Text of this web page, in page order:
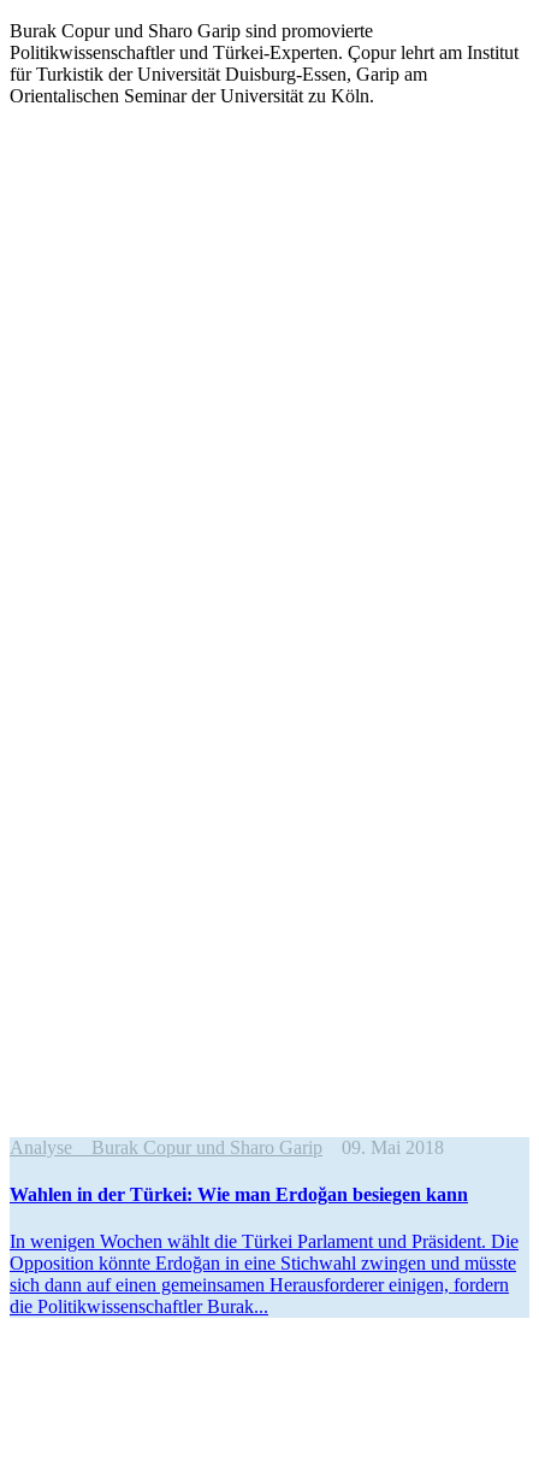
Burak Copur und Sharo Garip sind promovierte
Politikwissenschaftler und Türkei-Experten. Çopur lehrt am Institut
für Turkistik der Universität Duisburg-Essen, Garip am
Orientalischen Seminar der Universität zu Köln.
Analyse Burak Copur und Sharo Garip 09. Mai 2018
Wahlen in der Türkei: Wie man Erdoğan besiegen kann
In wenigen Wochen wählt die Türkei Parlament und Präsident. Die
Opposition könnte Erdoğan in eine Stichwahl zwingen und müsste
sich dann auf einen gemein­samen Heraus­for­derer einigen, fordern
die Politik­wis­sen­schaftler Burak...